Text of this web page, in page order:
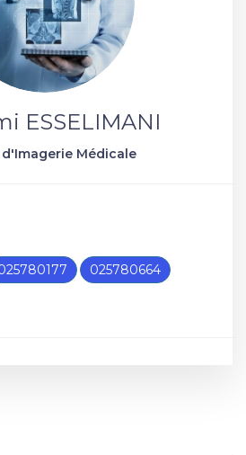
ESSELIMANI
Médicale
025780664